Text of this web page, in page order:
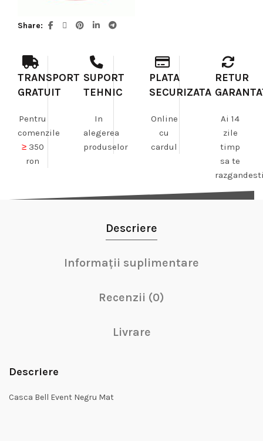
Share
TRANSPORT
GRATUIT
Pentru
comenzile
≥350
ron
SUPORT
TEHNIC
In
alegerea
produselor
PLATA
SECURIZATA
Online
cu
cardul
RETUR
Ai 14
zile
timp
sa te
Descriere
Informații suplimentare
Recenzii (0)
Livrare
Descriere
Casca Bell Event Negru Mat